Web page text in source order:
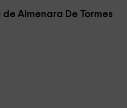
Almenara De Tormes